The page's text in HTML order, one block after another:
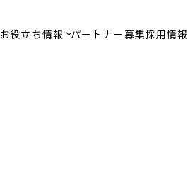
お役立ち情報 パートナー募集採用情報